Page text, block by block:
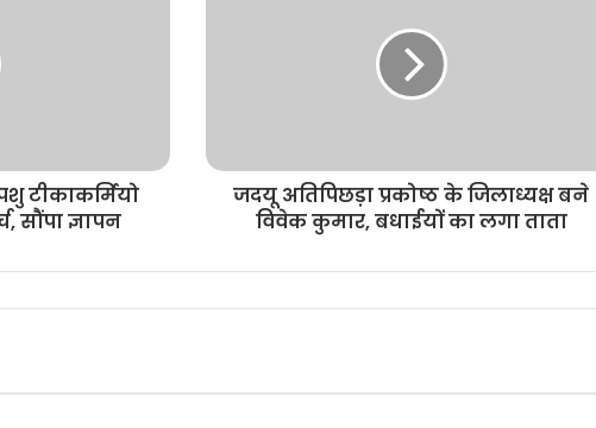
टीकाकर्मियो
सौंपा ज्ञापन
जदयू अतिपिछड़ा प्रकोष्ठ के जिलाध्यक्ष बने
विवेक कुमार, बधाईयों का लगा ताता